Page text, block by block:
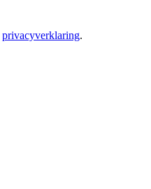
privacyverklaring.